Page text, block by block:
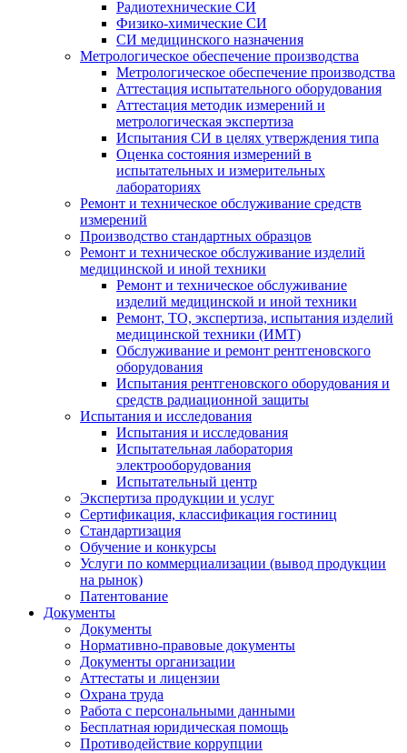
Радиотехнические СИ
Физико-химические СИ
СИ медицинского назначения
Метрологическое обеспечение производства
Метрологическое обеспечение производства
Аттестация испытательного оборудования
Аттестация методик измерений и
метрологическая экспертиза
Испытания СИ в целях утверждения типа
Оценка состояния измерений в
испытательных и измерительных
лабораториях
Ремонт и техническое обслуживание средств
измерений
Производство стандартных образцов
Ремонт и техническое обслуживание изделий
медицинской и иной техники
Ремонт и техническое обслуживание
изделий медицинской и иной техники
Ремонт, ТО, экспертиза, испытания изделий
медицинской техники (ИМТ)
Обслуживание и ремонт рентгеновского
оборудования
Испытания рентгеновского оборудования и
средств радиационной защиты
Испытания и исследования
Испытания и исследования
Испытательная лаборатория
электрооборудования
Испытательный центр
Экспертиза продукции и услуг
Сертификация, классификация гостиниц
Стандартизация
Обучение и конкурсы
Услуги по коммерциализации (вывод продукции
на рынок)
Патентование
Документы
Документы
Нормативно-правовые документы
Документы организации
Аттестаты и лицензии
Охрана труда
Работа с персональными данными
Бесплатная юридическая помощь
Противодействие коррупции